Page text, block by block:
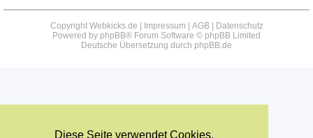
Diese Seite verwendet Cookies.
Copyright Webkicks.de | Impressum AGB|
Datenschutz
Powered by phpBB® Forum Software © phpBB Limited
Deutsche Übersetzung durch phpBB.de